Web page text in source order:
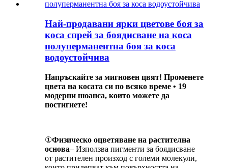
Най-продавани ярки цветове боя за
коса спрей за боядисване на коса
полуперманентна боя за коса
водоустойчива
Напръскайте за мигновен цвят! Променете
цвета на косата си по всяко време • 19
модерни нюанса, които можете да
постигнете!
①Физическо оцветяване на растителна
основа– Използва пигменти за боядисване
от растителен произход с големи молекули,